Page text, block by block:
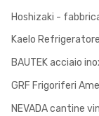
Hoshizaki -
Kaelo
BAUTEK acciaio
GRF Frigoriferi
NEVADA cantine